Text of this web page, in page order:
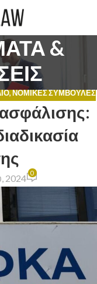
&
,ΝΟΜΙΚΈΣ ΣΥΜΒΟΥΛΈΣ
2024 0